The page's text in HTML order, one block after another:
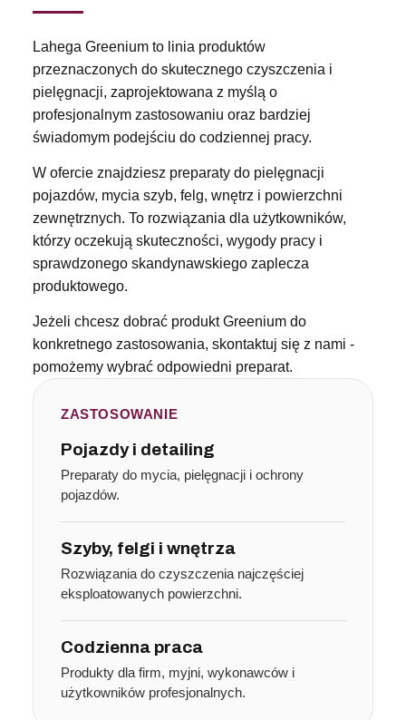
Lahega Greenium to linia produktów
przeznaczonych do skutecznego czyszczenia i
pielęgnacji, zaprojektowana z myślą o
profesjonalnym zastosowaniu oraz bardziej
świadomym podejściu do codziennej pracy.
W ofercie znajdziesz preparaty do pielęgnacji
pojazdów, mycia szyb, felg, wnętrz i powierzchni
zewnętrznych. To rozwiązania dla użytkowników,
którzy oczekują skuteczności, wygody pracy i
sprawdzonego skandynawskiego zaplecza
produktowego.
Jeżeli chcesz dobrać produkt Greenium do
konkretnego zastosowania, skontaktuj się z nami -
pomożemy wybrać odpowiedni preparat.
ZASTOSOWANIE
Pojazdy i detailing
Preparaty do mycia, pielęgnacji i ochrony
pojazdów.
Szyby, felgi i wnętrza
Rozwiązania do czyszczenia najczęściej
eksploatowanych powierzchni.
Codzienna praca
Produkty dla firm, myjni, wykonawców i
użytkowników profesjonalnych.